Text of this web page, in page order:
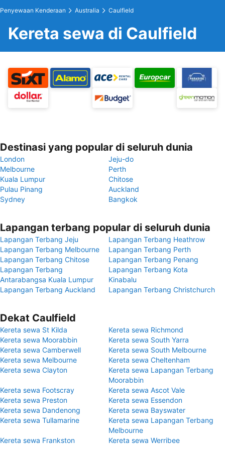
Penyewaan Kenderaan Australia Caulfield
Kereta sewa di Caulfield
Destinasi yang popular di seluruh dunia
London
Jeju-do
Melbourne
Perth
Kuala Lumpur
Chitose
Pulau Pinang
Auckland
Sydney
Bangkok
Lapangan terbang popular di seluruh dunia
Lapangan Terbang Jeju
Lapangan Terbang Heathrow
Lapangan Terbang Melbourne
Lapangan Terbang Perth
Lapangan Terbang Chitose
Lapangan Terbang Penang
Lapangan Terbang
Antarabangsa Kuala Lumpur
Lapangan Terbang Kota
Kinabalu
Lapangan Terbang Auckland
Lapangan Terbang Christchurch
Dekat Caulfield
Kereta sewa St Kilda
Kereta sewa Richmond
Kereta sewa Moorabbin
Kereta sewa South Yarra
Kereta sewa Camberwell
Kereta sewa South Melbourne
Kereta sewa Melbourne
Kereta sewa Cheltenham
Kereta sewa Clayton
Kereta sewa Lapangan Terbang
Moorabbin
Kereta sewa Footscray
Kereta sewa Ascot Vale
Kereta sewa Preston
Kereta sewa Essendon
Kereta sewa Dandenong
Kereta sewa Bayswater
Kereta sewa Tullamarine
Kereta sewa Lapangan Terbang
Melbourne
Kereta sewa Frankston
Kereta sewa Werribee